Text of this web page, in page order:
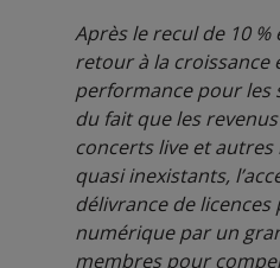
Après le recul de 10
retour à la croissance
performance pour les
du fait que les
concerts live et
quasi inexistants,
délivrance de
numérique par un
membres pour